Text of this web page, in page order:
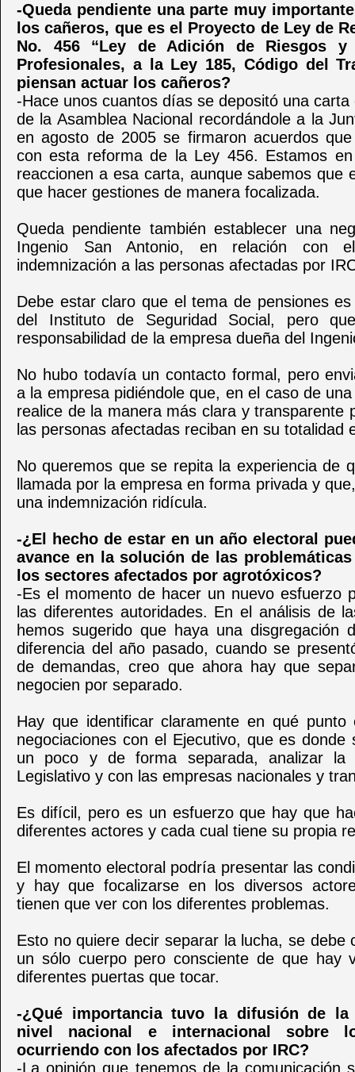
-Queda pendiente una parte muy
los cañeros, que es el Proyecto de Ley de
No. 456 “Ley de Adición de Riesgos y
Profesionales, a la Ley 185, Código del
piensan actuar los cañeros?
-Hace unos cuantos días se depositó una
de la Asamblea Nacional recordándole a la
en agosto de 2005 se firmaron acuerdos
con esta reforma de la Ley 456. Estamos
reaccionen a esa carta, aunque sabemos que
que hacer gestiones de manera focalizada.
Queda pendiente también establecer una
Ingenio San Antonio, en relación con
indemnización a las personas afectadas por
Debe estar claro que el tema de pensiones es
del Instituto de Seguridad Social, pero
responsabilidad de la empresa dueña del
No hubo todavía un contacto formal, pero
a la empresa pidiéndole que, en el caso de
realice de la manera más clara y transparente
las personas afectadas reciban en su totalidad
No queremos que se repita la experiencia de
llamada por la empresa en forma privada y
una indemnización ridícula.
-¿El hecho de estar en un año electoral
avance en la solución de las
los sectores afectados por agrotóxicos?
-Es el momento de hacer un nuevo esfuerzo
las diferentes autoridades. En el análisis de
hemos sugerido que haya una disgregación
diferencia del año pasado, cuando se
de demandas, creo que ahora hay que
negocien por separado.
Hay que identificar claramente en qué punto
negociaciones con el Ejecutivo, que es donde
un poco y de forma separada, analizar la
Legislativo y con las empresas nacionales y
Es difícil, pero es un esfuerzo que hay que
diferentes actores y cada cual tiene su propia
El momento electoral podría presentar las
y hay que focalizarse en los diversos
tienen que ver con los diferentes problemas.
Esto no quiere decir separar la lucha, se debe
un sólo cuerpo pero consciente de que hay
diferentes puertas que tocar.
-¿Qué importancia tuvo la difusión de la
nivel nacional e internacional sobre
ocurriendo con los afectados por IRC?
-La opinión que tenemos de la comunicación